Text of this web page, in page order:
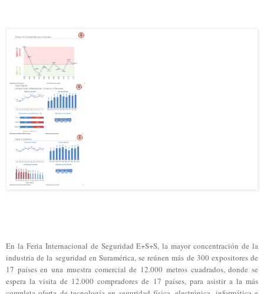
En la Feria Internacional de Seguridad E+S+S, la mayor concentración de la
industria de la seguridad en Suramérica, se reúnen más de 300 expositores de
17 países en una muestra comercial de 12.000 metros cuadrados, donde se
espera la visita de 12.000 compradores de 17 países, para asistir a la más